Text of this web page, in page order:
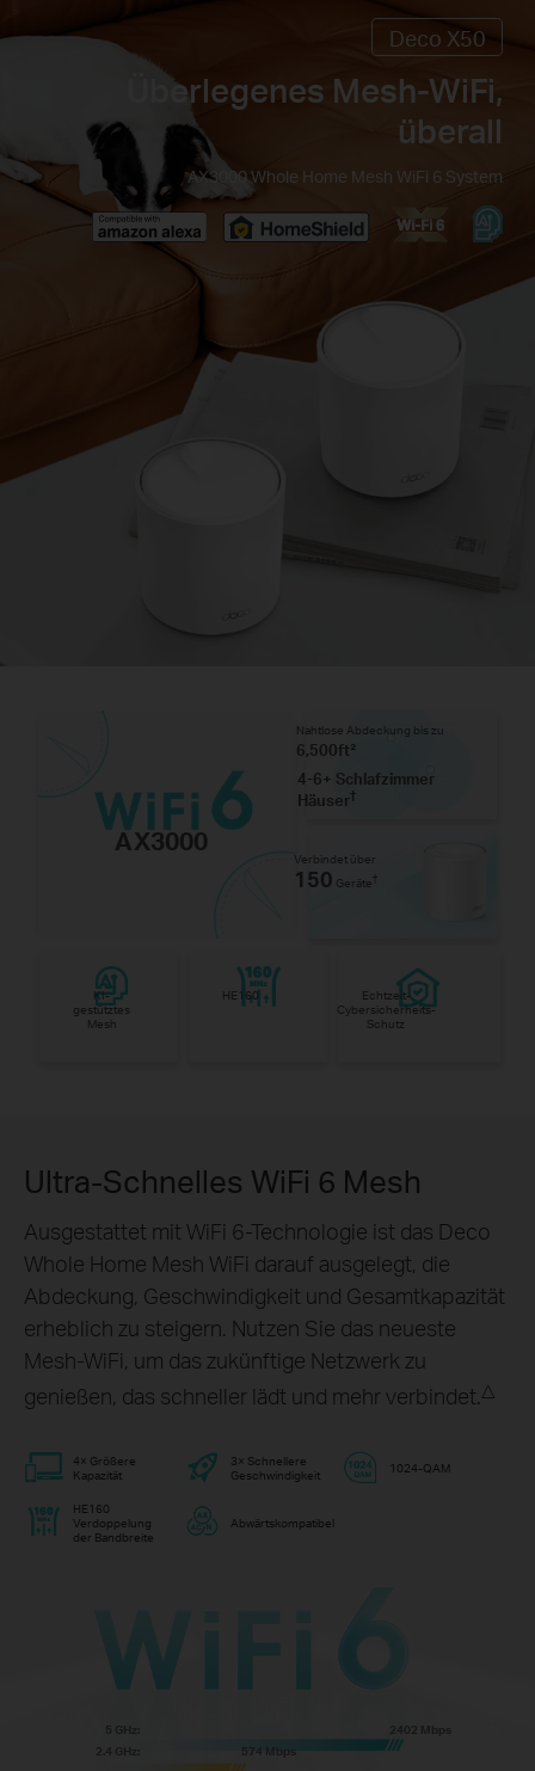
Deco X50
Überlegenes Mesh-WiFi,
überall
AX3000 Whole Home Mesh WiFi 6 System
AX3000
Nahtlose Abdeckung bis zu
6,500ft²
4-6+ Schlafzimmer
Häuser†
Verbindet über
150 Geräte†
KI-
gestütztes
Mesh
HE160
Echtzeit-
Cybersicherheits-
Schutz
Ultra-Schnelles WiFi 6 Mesh
Ausgestattet mit WiFi 6-Technologie ist das Deco
Whole Home Mesh WiFi darauf ausgelegt, die
Abdeckung, Geschwindigkeit und Gesamtkapazität
erheblich zu steigern. Nutzen Sie das neueste
Mesh-WiFi, um das zukünftige Netzwerk zu
genießen, das schneller lädt und mehr verbindet. △
4× Größere
Kapazität
3× Schnellere
Geschwindigkeit
1024-QAM
HE160
Verdoppelung
der Bandbreite
Abwärtskompatibel